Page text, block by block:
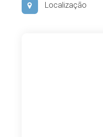
Localização